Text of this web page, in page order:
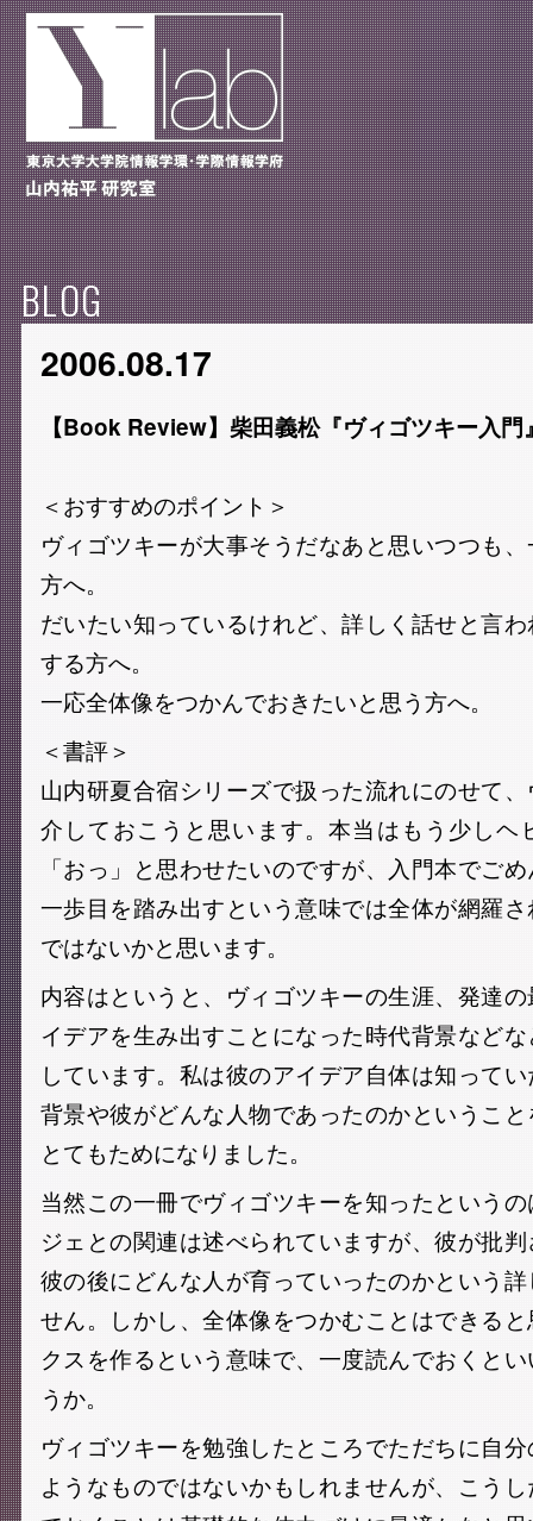
BLOG
2006.08.17
【Book Review】柴田義松『ヴィゴツキー入門
＜おすすめのポイント＞
ヴィゴツキーが大事そうだなあと思いつつも
方へ。
だいたい知っているけれど、詳しく話せと言
する方へ。
一応全体像をつかんでおきたいと思う方へ。
＜書評＞
山内研夏合宿シリーズで扱った流れにのせて
介しておこうと思います。本当はもう少しヘ
「おっ」と思わせたいのですが、入門本でご
一歩目を踏み出すという意味では全体が網羅
ではないかと思います。
内容はというと、ヴィゴツキーの生涯、発達
イデアを生み出すことになった時代背景など
しています。私は彼のアイデア自体は知って
背景や彼がどんな人物であったのかというこ
とてもためになりました。
当然この一冊でヴィゴツキーを知ったという
ジェとの関連は述べられていますが、彼が批
彼の後にどんな人が育っていったのかという
せん。しかし、全体像をつかむことはできる
クスを作るという意味で、一度読んでおくと
うか。
ヴィゴツキーを勉強したところでただちに自
ようなものではないかもしれませんが、こう